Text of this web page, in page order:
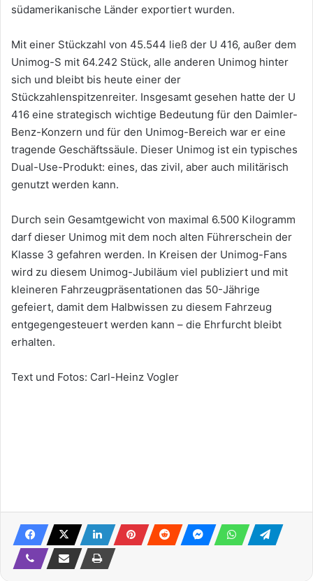
südamerikanische Länder exportiert wurden.
Mit einer Stückzahl von 45.544 ließ der U 416, außer dem
Unimog-S mit 64.242 Stück, alle anderen Unimog hinter
sich und bleibt bis heute einer der
Stückzahlenspitzenreiter. Insgesamt gesehen hatte der U
416 eine strategisch wichtige Bedeutung für den Daimler-
Benz-Konzern und für den Unimog-Bereich war er eine
tragende Geschäftssäule. Dieser Unimog ist ein typisches
Dual-Use-Produkt: eines, das zivil, aber auch militärisch
genutzt werden kann.
Durch sein Gesamtgewicht von maximal 6.500 Kilogramm
darf dieser Unimog mit dem noch alten Führerschein der
Klasse 3 gefahren werden. In Kreisen der Unimog-Fans
wird zu diesem Unimog-Jubiläum viel publiziert und mit
kleineren Fahrzeugpräsentationen das 50-Jährige
gefeiert, damit dem Halbwissen zu diesem Fahrzeug
entgegengesteuert werden kann – die Ehrfurcht bleibt
erhalten.
Text und Fotos: Carl-Heinz Vogler